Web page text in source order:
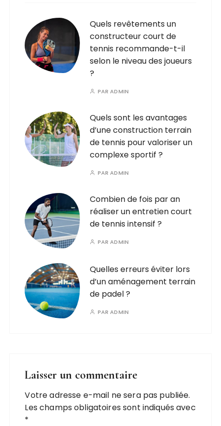
Quels revêtements un
constructeur court de
tennis recommande-t-il
selon le niveau des joueurs
?
PARADMIN
Quels sont les avantages
d’une construction terrain
de tennis pour valoriser un
complexe sportif ?
PARADMIN
Combien de fois par an
réaliser un entretien court
de tennis intensif ?
PARADMIN
Quelles erreurs éviter lors
d’un aménagement terrain
de padel ?
PARADMIN
Laisser un commentaire
Votre adresse e-mail ne sera pas publiée.
Les champs obligatoires sont indiqués avec
*